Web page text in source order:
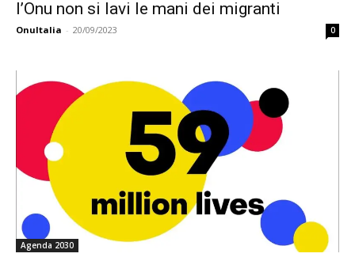
l’Onu non si lavi le mani dei migranti
OnuItalia - 20/09/2023 0
Agenda 2030